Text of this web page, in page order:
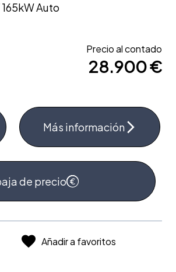
Auto
Precio al contado
28.900 €
Más información
de precio
Añadir a favoritos